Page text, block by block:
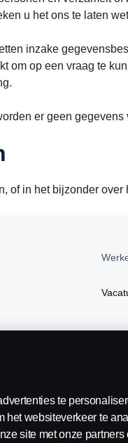
u het ons te laten
inzake
om op een vraag te
er geen
of in het bijzonder
te
het websiteverkeer te
site met onze partners